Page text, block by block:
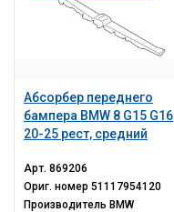
Абсорбер переднего
бампера BMW 8 G15 G16
20-25 рест, средний
Арт.869206
Ориг. номер51117954120
ПроизводительBMW